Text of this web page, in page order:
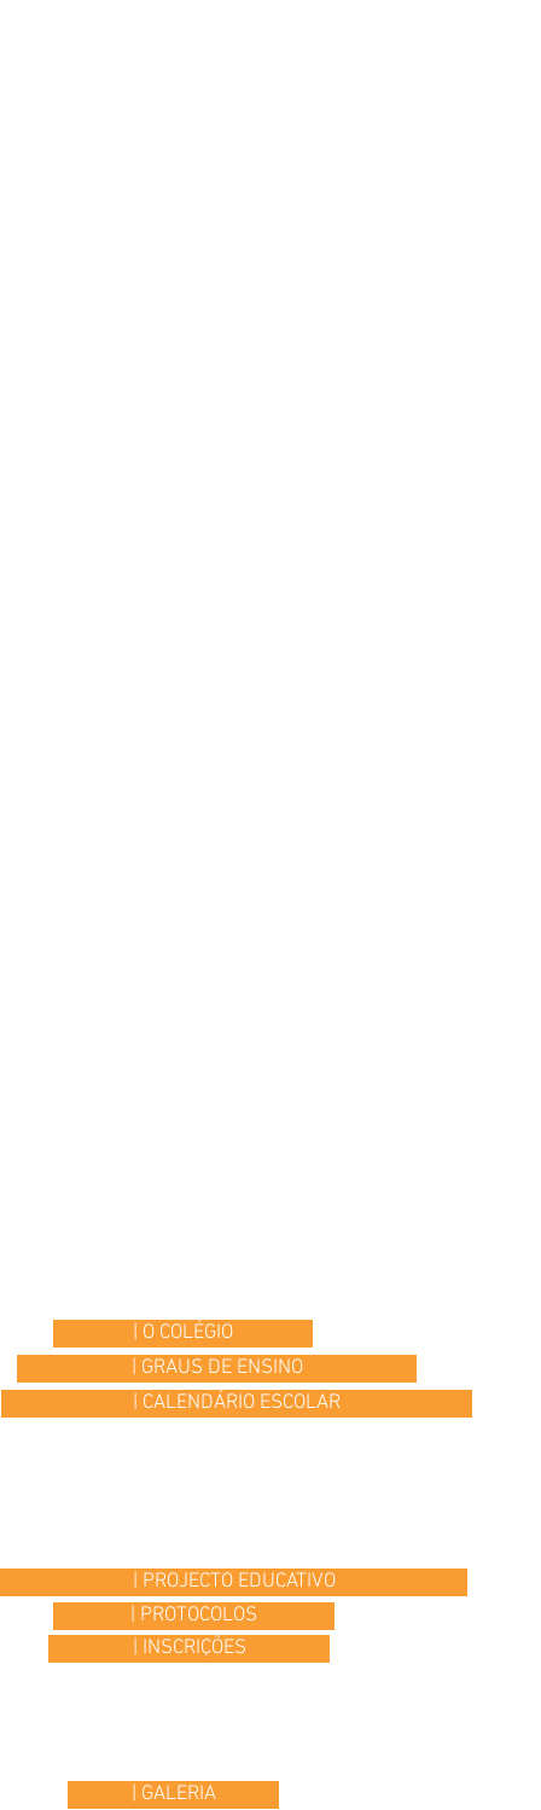
| O COLÉGIO
| GRAUS DE ENSINO
| CALENDÁRIO ESCOLAR
| PROJECTO EDUCATIVO
| PROTOCOLOS
| INSCRIÇÕES
| GALERIA